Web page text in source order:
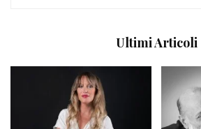
Ultimi Articoli